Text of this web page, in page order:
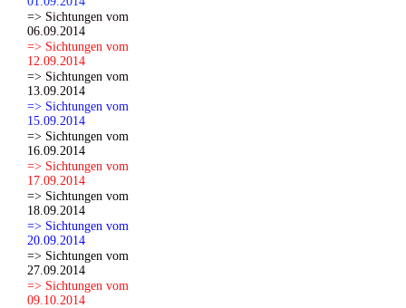
=> Sichtungen vom
06.09.2014
=> Sichtungen vom
12.09.2014
=> Sichtungen vom
13.09.2014
=> Sichtungen vom
15.09.2014
=> Sichtungen vom
16.09.2014
=> Sichtungen vom
17.09.2014
=> Sichtungen vom
18.09.2014
=> Sichtungen vom
20.09.2014
=> Sichtungen vom
27.09.2014
=> Sichtungen vom
09.10.2014